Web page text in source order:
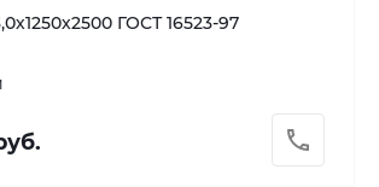
ГОСТ 16523-97